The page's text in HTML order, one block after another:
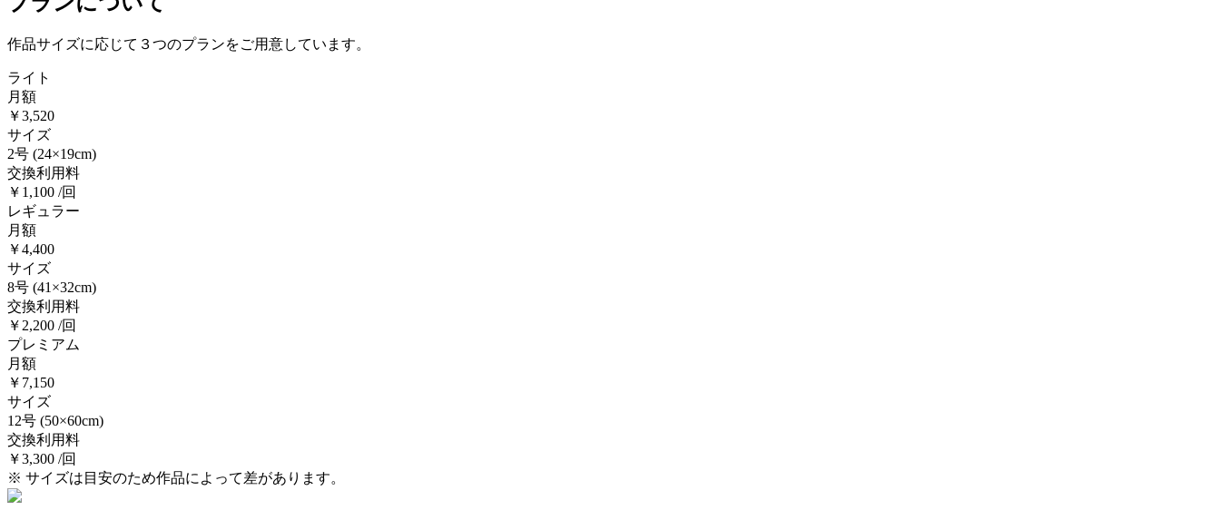
作品サイズに応じて３つのプランをご用意しています。
ライト
月額
￥3,520
サイズ
2号 (24×19cm)
交換利用料
￥1,100 /回
レギュラー
月額
￥4,400
サイズ
8号 (41×32cm)
交換利用料
￥2,200 /回
プレミアム
月額
￥7,150
サイズ
12号 (50×60cm)
交換利用料
￥3,300 /回
※ サイズは目安のため作品によって差があります。